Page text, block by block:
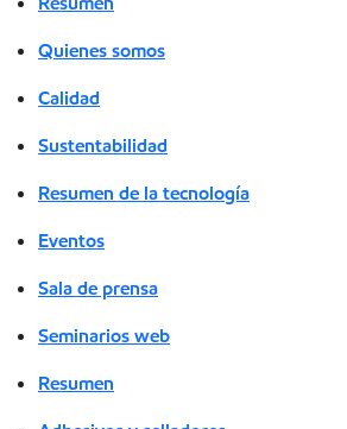
Quienes somos
Calidad
Sustentabilidad
Resumen de la tecnología
Eventos
Sala de prensa
Seminarios web
Resumen